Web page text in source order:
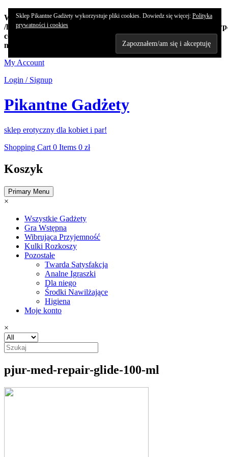
Warning: Undefined array key "edn_subs_nonce_field" in
/home/koncert/domains/pikantnehistorie.pl/public_html/sklep/
content/plugins/8-degree-notification-bar/8degree-
notification.php
Skip
content
My Account
Login / Signup
Pikantne Gadżety
sklep erotyczny dla kobiet i par!
Shopping Cart 0 Items 0 zł
Koszyk
Primary Menu
×
Wszystkie Gadżety
Gra Wstępna
Wibrująca Przyjemność
Kulki Rozkoszy
Pozostałe
Twarda Satysfakcja
Analne Igraszki
Dla niego
Środki Nawilżające
Higiena
Moje konto
×
pjur-med-repair-glide-100-ml
Sklep Pikantne Gadżety wykorzystuje pliki cookies. Dowiedz się więcej: Polityka
prywatności i cookies